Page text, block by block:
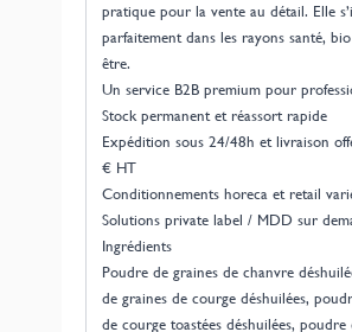
pratique pour la vente au détail. Elle
parfaitement dans les rayons santé,
être.
Un service B2B premium pour
Stock permanent et réassort rapide
Expédition sous 24/48h et livraison
€ HT
Conditionnements horeca et retail
Solutions private label / MDD sur
Ingrédients
Poudre de graines de chanvre
de graines de courge déshuilées,
de courge toastées déshuilées, poudre